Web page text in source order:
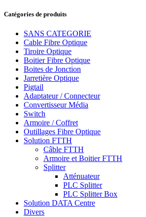
Catégories de produits
SANS CATEGORIE
Cable Fibre Optique
Tiroire Optique
Boitier Fibre Optique
Boites de Jonction
Jarretière Optique
Pigtail
Adaptateur / Connecteur
Convertisseur Média
Switch
Armoire / Coffret
Outillages Fibre Optique
Solution FTTH
Câble FTTH
Armoire et Boitier FTTH
Splitter
Atténuateur
PLC Splitter
PLC Splitter Box
Solution DATA Centre
Divers